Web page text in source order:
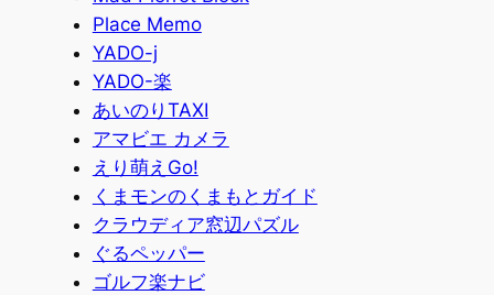
Place Memo
YADO-j
YADO-楽
あいのりTAXI
アマビエ カメラ
えり萌えGo!
くまモンのくまもとガイド
クラウディア窓辺パズル
ぐるペッパー
ゴルフ楽ナビ